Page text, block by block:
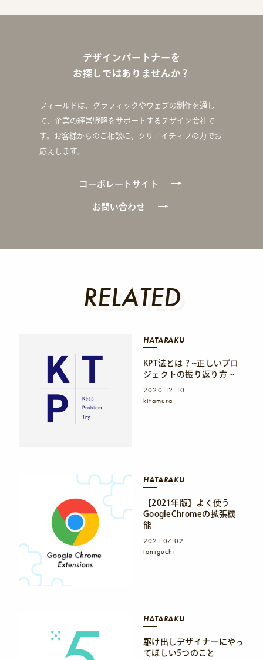
デザインパートナーを
お探しではありませんか？
フィールドは、グラフィックやウェブの制作を通し
て、企業の経営戦略をサポートするデザイン会社で
す。お客様からのご相談に、クリエイティブの力でお
応えします。
コーポレートサイト
お問い合わせ
RELATED
RELATED
HATARAKU
KPT法とは？~正しいプロ
ジェクトの振り返り方 ~
2020.12.10
kitamura
HATARAKU
【2021年版】よく使う
GoogleChromeの拡張機
能
2021.07.02
taniguchi
HATARAKU
駆け出しデザイナーにやっ
てほしい5つのこと